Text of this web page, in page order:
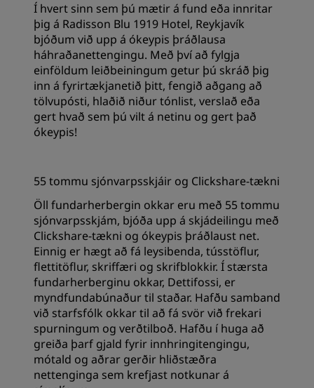
Í hvert sinn sem þú mætir á fund eða innritar
þig á Radisson Blu 1919 Hotel, Reykjavík
bjóðum við upp á ókeypis þráðlausa
háhraðanettengingu. Með því að fylgja
einföldum leiðbeiningum getur þú skráð þig
inn á fyrirtækjanetið þitt, fengið aðgang að
tölvupósti, hlaðið niður tónlist, verslað eða
gert hvað sem þú vilt á netinu og gert það
ókeypis!
55 tommu sjónvarpsskjáir og Clickshare-tækni
Öll fundarherbergin okkar eru með 55 tommu
sjónvarpsskjám, bjóða upp á skjádeilingu með
Clickshare-tækni og ókeypis þráðlaust net.
Einnig er hægt að fá leysibenda, tússtöflur,
flettitöflur, skriffæri og skrifblokkir. Í stærsta
fundarherberginu okkar, Dettifossi, er
myndfundabúnaður til staðar. Hafðu samband
við starfsfólk okkar til að fá svör við frekari
spurningum og verðtilboð. Hafðu í huga að
greiða þarf gjald fyrir innhringitengingu,
mótald og aðrar gerðir hliðstæðra
nettenginga sem krefjast notkunar á